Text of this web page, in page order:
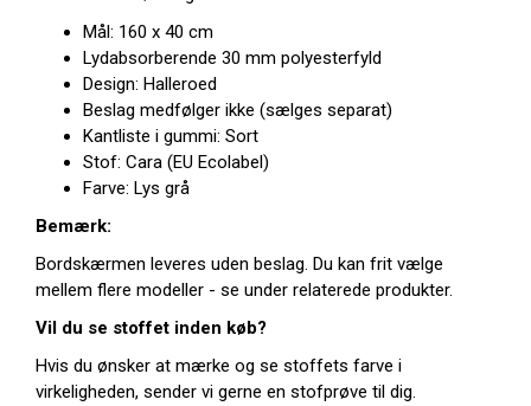
Mål: 160 x 40 cm
Lydabsorberende 30 mm polyesterfyld
Design: Halleroed
Beslag medfølger ikke (sælges separat)
Kantliste i gummi: Sort
Stof: Cara (EU Ecolabel)
Farve: Lys grå
Bemærk:
Bordskærmen leveres uden beslag. Du kan frit vælge
mellem flere modeller - se under relaterede produkter.
Vil du se stoffet inden køb?
Hvis du ønsker at mærke og se stoffets farve i
virkeligheden, sender vi gerne en stofprøve til dig.